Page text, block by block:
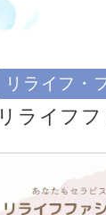
リライフ・
リライフ